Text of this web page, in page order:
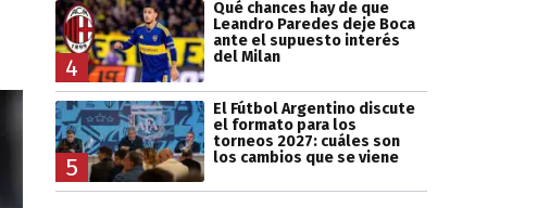
4
Qué chances hay de que
Leandro Paredes deje Boca
ante el supuesto interés
del Milan
5
El Fútbol Argentino discute
el formato para los
torneos 2027: cuáles son
los cambios que se viene